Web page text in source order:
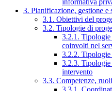
informativa
3. Pianificazione, gestione e
3.1. Obiettivi del
3.2. Tipologie di
3.2.1. Tipologie
coinvolti nel
3.2.2. Tipologie
3.2.3. Tipologie
intervento
3.3. Competenze,
3.3.1.